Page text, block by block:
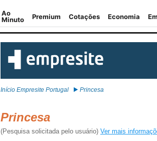
Início Empresite Portugal Princesa
Princesa
(Pesquisa solicitada pelo usuário) Ver mais